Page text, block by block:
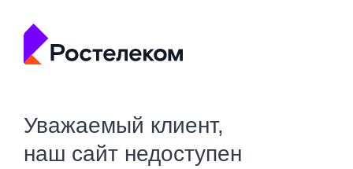
Уважаемый клиент,
наш сайт недоступен